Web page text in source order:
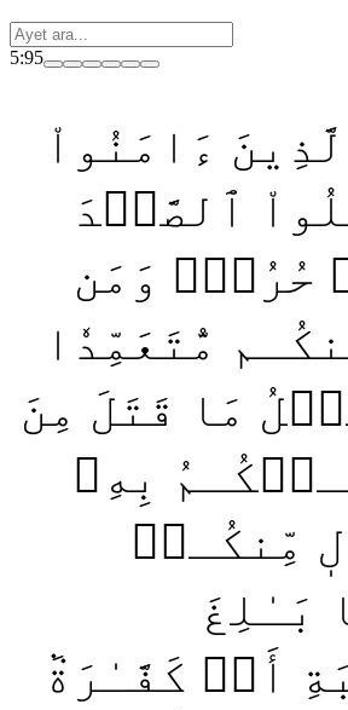
5:95
ءَامَنُواْ
ٱلصَّيۡدَ
حُرُمٞۚ وَمَن
مُّتَعَمِّدٗا
مَا قَتَلَ مِنَ
بِهِۦ
مِّنكُـمۡ
أَوۡ كَفَّـٰرَةٞ